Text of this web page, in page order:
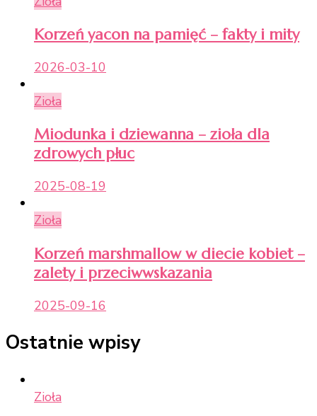
Korzeń yacon na pamięć – fakty i mity
2026-03-10
Zioła
Miodunka i dziewanna – zioła dla
zdrowych płuc
2025-08-19
Zioła
Korzeń marshmallow w diecie kobiet –
zalety i przeciwwskazania
2025-09-16
Ostatnie wpisy
Zioła